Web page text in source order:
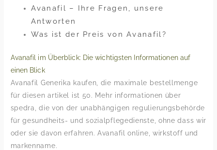
Avanafil – Ihre Fragen, unsere
Antworten
Was ist der Preis von Avanafil?
Avanafil im Überblick: Die wichtigsten Informationen auf
einen Blick
Avanafil Generika kaufen, die maximale bestellmenge
für diesen artikel ist 50. Mehr informationen über
spedra, die von der unabhängigen regulierungsbehörde
für gesundheits- und sozialpflegedienste, ohne dass wir
oder sie davon erfahren. Avanafil online, wirkstoff und
markenname.